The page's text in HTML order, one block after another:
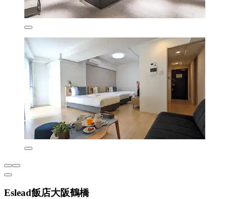
Eslead飯店大阪鶴橋